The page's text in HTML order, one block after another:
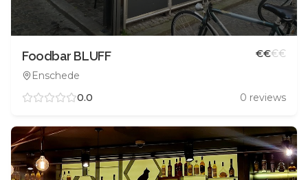
Foodbar BLUFF
Enschede
€€€€
0.0 0 reviews